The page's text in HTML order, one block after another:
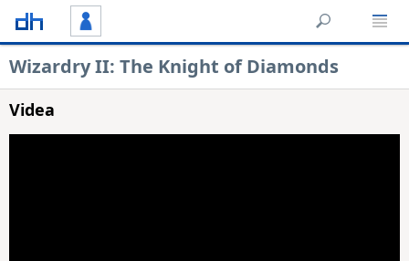
Wizardry II: The Knight of Diamonds
Videa